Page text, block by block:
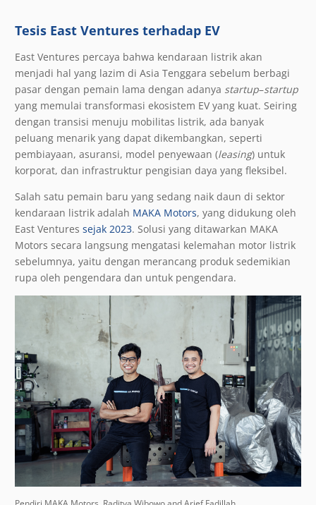
Tesis East Ventures terhadap EV
East Ventures percaya bahwa kendaraan listrik akan
menjadi hal yang lazim di Asia Tenggara sebelum berbagi
pasar dengan pemain lama dengan adanya startup–startup
yang memulai transformasi ekosistem EV yang kuat. Seiring
dengan transisi menuju mobilitas listrik, ada banyak
peluang menarik yang dapat dikembangkan, seperti
pembiayaan, asuransi, model penyewaan (leasing) untuk
korporat, dan infrastruktur pengisian daya yang fleksibel.
Salah satu pemain baru yang sedang naik daun di sektor
kendaraan listrik adalah MAKA Motors, yang didukung oleh
East Ventures sejak 2023. Solusi yang ditawarkan MAKA
Motors secara langsung mengatasi kelemahan motor listrik
sebelumnya, yaitu dengan merancang produk sedemikian
rupa oleh pengendara dan untuk pengendara.